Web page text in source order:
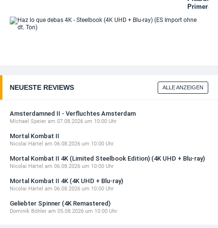
Mortal Kombat II 4K (Limited Steelbook Edition)
34,99 EUR
Ricky Bobby - König der Rennfahrer 4K (Limited
...
+ Details
Shelter (2026)
+ Details
DIESE WOCHE NEU
Primera
Completa
NEUESTE REVIEWS ALLE ANZEIGEN
Amsterdamned II - Verfluchtes Amsterdam
Michael Speier am 07.08.2026 um 10:00 Uhr
Mortal Kombat II
Nicolai Härtel am 06.08.2026 um 10:00 Uhr
Mortal Kombat II 4K (Limited Steelbook Edition) (4K UHD + Blu-ray)
Nicolai Härtel am 06.08.2026 um 10:00 Uhr
Mortal Kombat II 4K (4K UHD + Blu-ray)
Nicolai Härtel am 06.08.2026 um 10:00 Uhr
Geliebter Spinner (4K Remastered)
Dominik Böhler am 05.08.2026 um 10:00 Uhr